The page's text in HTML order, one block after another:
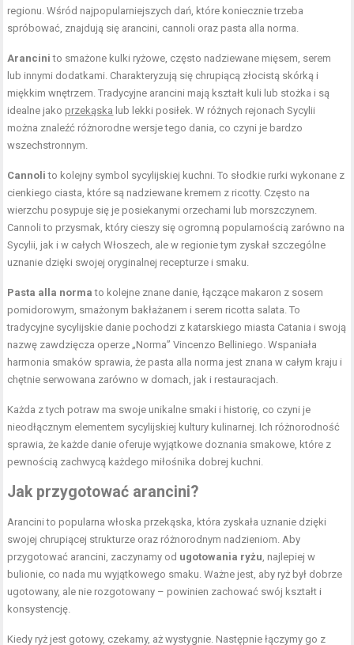
regionu. Wśród najpopularniejszych dań, które koniecznie trzeba
spróbować, znajdują się arancini, cannoli oraz pasta alla norma.
Arancini to smażone kulki ryżowe, często nadziewane mięsem, serem
lub innymi dodatkami. Charakteryzują się chrupiącą złocistą skórką i
miękkim wnętrzem. Tradycyjne arancini mają kształt kuli lub stożka i są
idealne jako przekąska lub lekki posiłek. W różnych rejonach Sycylii
można znaleźć różnorodne wersje tego dania, co czyni je bardzo
wszechstronnym.
Cannoli to kolejny symbol sycylijskiej kuchni. To słodkie rurki wykonane z
cienkiego ciasta, które są nadziewane kremem z ricotty. Często na
wierzchu posypuje się je posiekanymi orzechami lub morszczynem.
Cannoli to przysmak, który cieszy się ogromną popularnością zarówno na
Sycylii, jak i w całych Włoszech, ale w regionie tym zyskał szczególne
uznanie dzięki swojej oryginalnej recepturze i smaku.
Pasta alla norma to kolejne znane danie, łączące makaron z sosem
pomidorowym, smażonym bakłażanem i serem ricotta salata. To
tradycyjne sycylijskie danie pochodzi z katarskiego miasta Catania i swoją
nazwę zawdzięcza operze „Norma” Vincenzo Belliniego. Wspaniała
harmonia smaków sprawia, że pasta alla norma jest znana w całym kraju i
chętnie serwowana zarówno w domach, jak i restauracjach.
Każda z tych potraw ma swoje unikalne smaki i historię, co czyni je
nieodłącznym elementem sycylijskiej kultury kulinarnej. Ich różnorodność
sprawia, że każde danie oferuje wyjątkowe doznania smakowe, które z
pewnością zachwycą każdego miłośnika dobrej kuchni.
Jak przygotować arancini?
Arancini to popularna włoska przekąska, która zyskała uznanie dzięki
swojej chrupiącej strukturze oraz różnorodnym nadzieniom. Aby
przygotować arancini, zaczynamy od ugotowania ryżu, najlepiej w
bulionie, co nada mu wyjątkowego smaku. Ważne jest, aby ryż był dobrze
ugotowany, ale nie rozgotowany – powinien zachować swój kształt i
konsystencję.
Kiedy ryż jest gotowy, czekamy, aż wystygnie. Następnie łączymy go z